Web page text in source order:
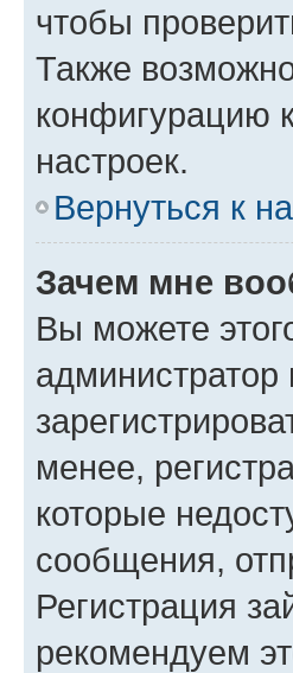
чтобы
Также
конфигурацию
настроек.
Вернуться к
Зачем мне
Вы можете
менее,
которые
сообщения,
Регистрация
рекомендуем